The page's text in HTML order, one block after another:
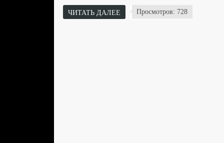
ЧИТАТЬ ДАЛЕЕ Просмотров: 728